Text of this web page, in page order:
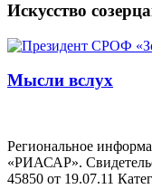
Искусство
Мысли вслух
Региональное
«РИАСАР».
45850 от 19.07.11